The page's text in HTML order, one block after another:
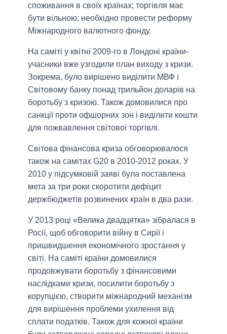
споживання в своїх країнах; торгівля має
бути вільною; необхідно провести реформу
Міжнародного валютного фонду.
На саміті у квітні 2009-го в Лондоні країни-
учасники вже узгодили план виходу з кризи.
Зокрема, було вирішено виділити МВФ і
Світовому банку понад трильйон доларів на
боротьбу з кризою. Також домовилися про
санкції проти офшорних зон і виділити кошти
для пожвавлення світової торгівлі.
Світова фінансова криза обговорювалося
також на самітах G20 в 2010-2012 роках. У
2010 у підсумковій заяві була поставлена
мета за три роки скоротити дефіцит
держбюджетів розвинених країн в два рази.
У 2013 році «Велика двадцятка» зібралася в
Росії, щоб обговорити війну в Сирії і
пришвидшення економічного зростання у
світі. На саміті країни домовилися
продовжувати боротьбу з фінансовими
наслідками кризи, посилити боротьбу з
корупцією, створити міжнародний механізм
для вирішення проблеми ухилення від
сплати податків. Також для кожної країни